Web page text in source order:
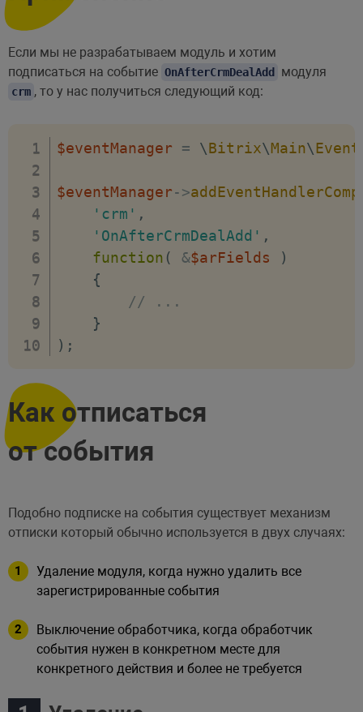
Если мы не разрабатываем модуль и хотим
подписаться на событие OnAfterCrmDealAdd модуля
crm , то у нас получиться следующий код:
$eventManager = \Bitrix\Main\
$eventManager->
'crm' ,
'OnAfterCrmDealAdd' ,
function ( &$arFields
)
{
// ...
}
) ;
Как отписаться
от события
Подобно подписке на события существует механизм
отписки который обычно используется в двух случаях:
Удаление модуля, когда нужно удалить все
зарегистрированные события
Выключение обработчика, когда обработчик
события нужен в конкретном месте для
конкретного действия и более не требуется